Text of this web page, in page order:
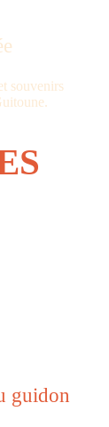
souvenirs
guidon